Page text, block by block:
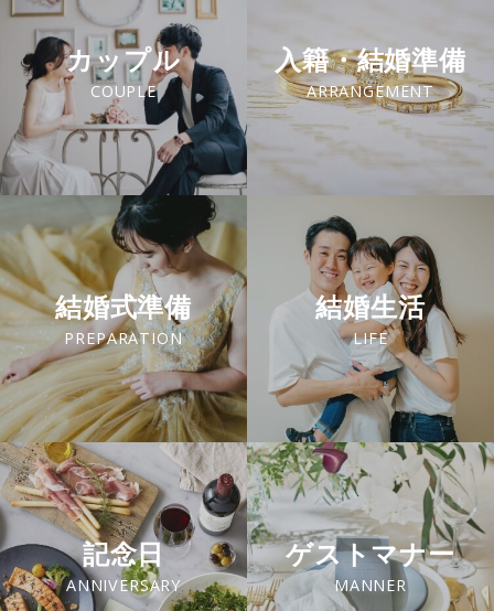
カップル
COUPLE
入籍・結婚準備
ARRANGEMENT
結婚式準備
PREPARATION
結婚生活
LIFE
記念日
ANNIVERSARY
ゲストマナー
MANNER